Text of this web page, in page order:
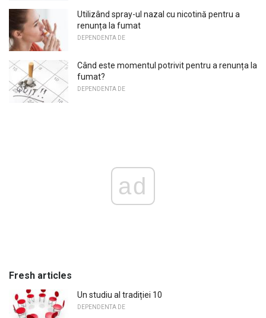
Utilizând spray-ul nazal cu nicotină pentru a
renunța la fumat
DEPENDENTA DE
Când este momentul potrivit pentru a renunța la
fumat?
DEPENDENTA DE
ad
Fresh articles
Un studiu al tradiției 10
DEPENDENTA DE